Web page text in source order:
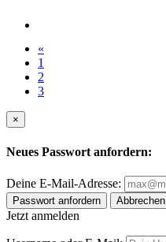
«
1
2
3
×
Neues Passwort anfordern:
Deine E-Mail-Adresse:
Passwort anfordern Abbrechen
Jetzt anmelden